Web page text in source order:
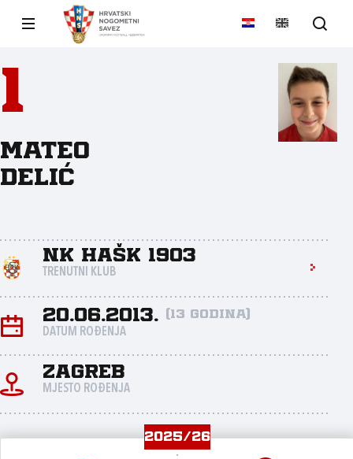
1
Mateo
Delić
NK HAŠK 1903
TRENUTNI KLUB
20.06.2013. (13 godina)
DATUM ROĐENJA
Zagreb
MJESTO ROĐENJA
2025/26